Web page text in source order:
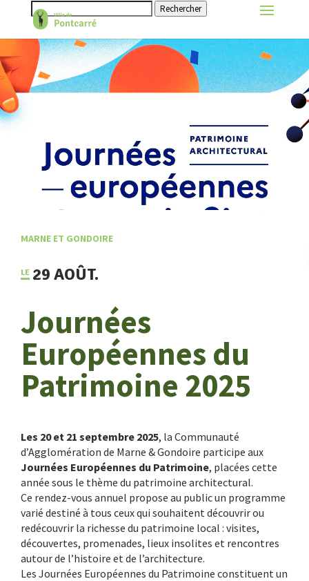
Rechercher
MARNE ET GONDOIRE
29 AOÛT.
Journées
Européennes du
Patrimoine 2025
Les 20 et 21 septembre 2025, la Communauté
d’Agglomération de Marne & Gondoire participe aux
Journées Européennes du Patrimoine, placées cette
année sous le thème du patrimoine architectural.
Ce rendez-vous annuel propose au public un programme
varié destiné à tous ceux qui souhaitent découvrir ou
redécouvrir la richesse du patrimoine local : visites,
découvertes, promenades, lieux insolites et rencontres
autour de l’histoire et de l’architecture.
Les Journées Européennes du Patrimoine constituent un